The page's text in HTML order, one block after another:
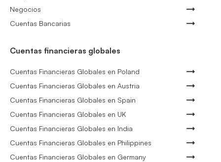
Negocios
Cuentas Bancarias
Cuentas financieras globales
Cuentas Financieras Globales en Poland
Cuentas Financieras Globales en Austria
Cuentas Financieras Globales en Spain
Cuentas Financieras Globales en UK
Cuentas Financieras Globales en India
Cuentas Financieras Globales en Philippines
Cuentas Financieras Globales en Germany